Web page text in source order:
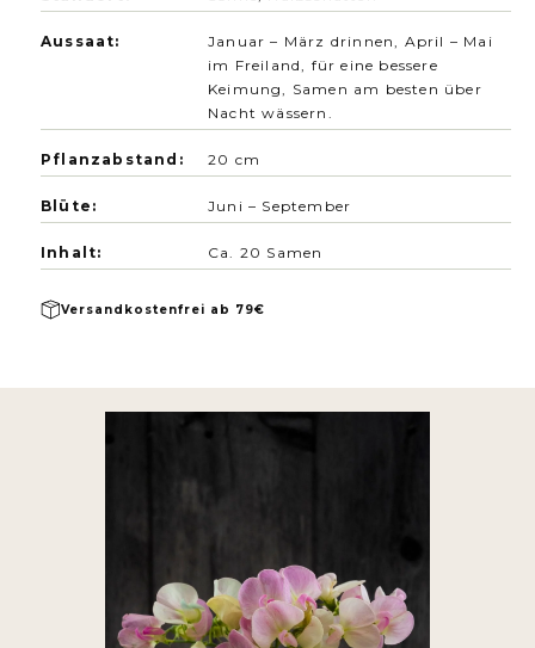
Aussaat:
Januar – März drinnen, April – Mai
im Freiland, für eine bessere
Keimung, Samen am besten über
Nacht wässern.
Pflanzabstand: 20 cm
Blüte: Juni – September
Inhalt: Ca. 20 Samen
Versandkostenfrei ab 79€